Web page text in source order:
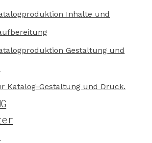
Inhalte und
Gestaltung und
Katalog-Gestaltung und Druck.